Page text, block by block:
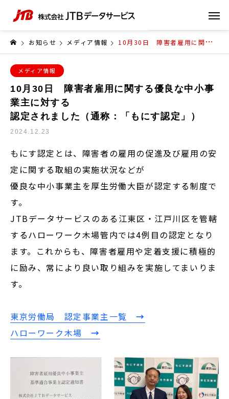
お知らせ メディア情報 10月30日 障害者雇用に関する優良な中小事業主に対する 認定されました（通称：「もにす認定」）
メディア情報
10月30日 障害者雇用に関する優良な中小事
業主に対する
認定されました（通称：「もにす認定」）
2024.12.23
もにす認定とは、障害者の雇用の促進及び雇用の安
定に関する取組の実施状況などが
優良な中小事業主を厚生労働大臣が認定する制度で
す。
JTBデータサービスのある江東区・江戸川区を管轄
するハローワーク木場管内では4例目の認定となり
ます。これからも、障害者雇用や定着支援に積極的
に励み、常により良い取り組みを実施してまいりま
す。
東京労働局 認定事業主一覧→
ハローワーク木場→